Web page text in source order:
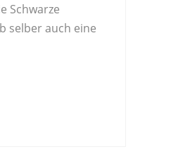
Schwarze
selber auch eine